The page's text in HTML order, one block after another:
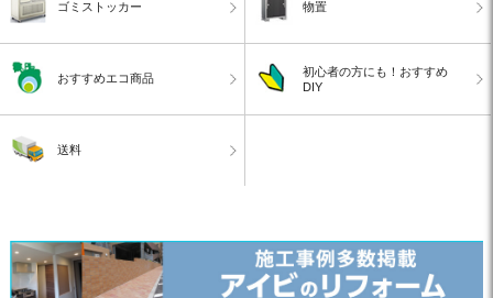
ゴミストッカー 物置
おすすめエコ商品
初心者の方にも！おすすめ
DIY
送料